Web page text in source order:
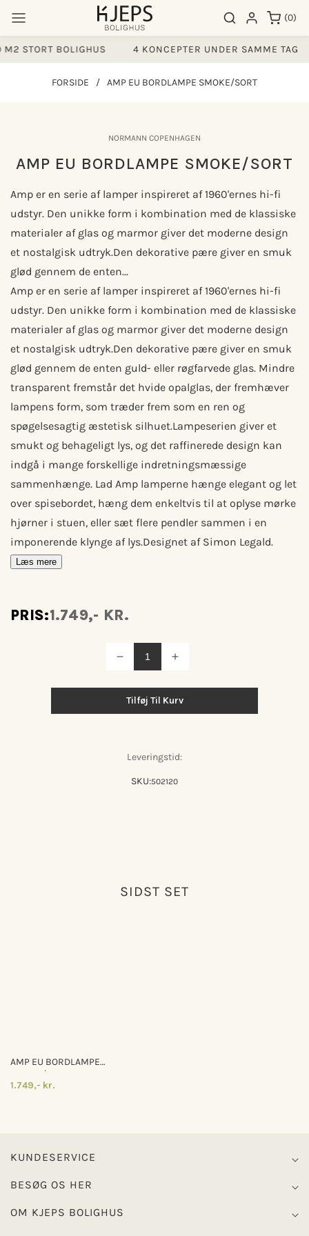
indhold
Søgeresultater
Log ind (0)
0
varer
STORT BOLIGHUS 4 KONCEPTER UNDER SAMME TAG
FORSIDE / AMP EU BORDLAMPE SMOKE/SORT
NORMANN COPENHAGEN
AMP EU BORDLAMPE SMOKE/SORT
Amp er en serie af lamper inspireret af 1960'ernes hi-fi
udstyr. Den unikke form i kombination med de klassiske
materialer af glas og marmor giver det moderne design
et nostalgisk udtryk.Den dekorative pære giver en smuk
glød gennem de enten...
Amp er en serie af lamper inspireret af 1960'ernes hi-fi
udstyr. Den unikke form i kombination med de klassiske
materialer af glas og marmor giver det moderne design
et nostalgisk udtryk.Den dekorative pære giver en smuk
glød gennem de enten guld- eller røgfarvede glas. Mindre
transparent fremstår det hvide opalglas, der fremhæver
lampens form, som træder frem som en ren og
spøgelsesagtig æstetisk silhuet.Lampeserien giver et
smukt og behageligt lys, og det raffinerede design kan
indgå i mange forskellige indretningsmæssige
sammenhænge. Lad Amp lamperne hænge elegant og let
over spisebordet, hæng dem enkeltvis til at oplyse mørke
hjørner i stuen, eller sæt flere pendler sammen i en
imponerende klynge af lys.Designet af Simon Legald.
Læs mere
PRIS:1.749,- KR.
Reducer
antallet
Amp
EU
Bordlampe
Øg
EU
Bordlampe
Tilføj Til Kurv
Leveringstid:
SKU:502120
SIDST SET
AMP EU BORDLAMPE
SMOKE/SORT
1.749,- kr.
KUNDESERVICE
BESØG OS HER
OM KJEPS BOLIGHUS